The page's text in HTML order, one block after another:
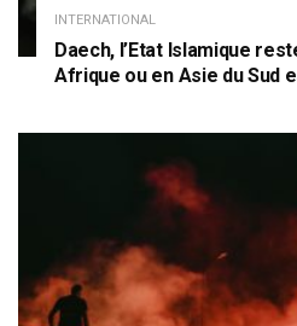
INTERNATIONAL
Daech, l’Etat Islamique
Afrique ou en Asie du Sud